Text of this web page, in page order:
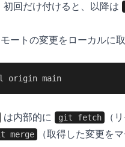
初回だけ付けると、以降は
ートの変更をローカルに
origin main
は内部的に git fetch
（
merge
（取得した変更を